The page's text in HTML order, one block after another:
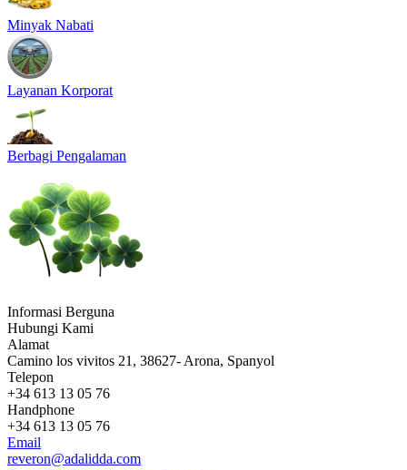
Minyak Nabati
Layanan Korporat
Berbagi Pengalaman
Informasi Berguna
Hubungi Kami
Alamat
Camino los vivitos 21, 38627- Arona, Spanyol
Telepon
+34 613 13 05 76
Handphone
+34 613 13 05 76
Email
reveron@adalidda.com